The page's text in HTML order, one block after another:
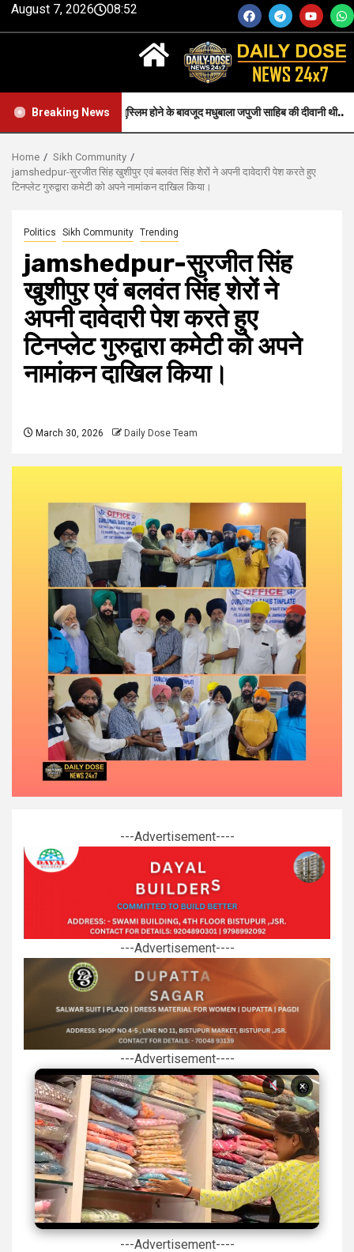
August 7, 2026 08:52
Breaking News
जन्म से मुस्लिम होने के बावजूद मधुबाला जपुजी साहिब की दीवानी थी..
Home
Sikh Community
jamshedpur-सुरजीत सिंह खुशीपुर एवं बलवंत सिंह शेरों ने अपनी दावेदारी पेश करते हुए
टिनप्लेट गुरुद्वारा कमेटी को अपने नामांकन दाखिल किया।
Politics Sikh Community Trending
jamshedpur-सुरजीत सिंह
खुशीपुर एवं बलवंत सिंह शेरों ने
अपनी दावेदारी पेश करते हुए
टिनप्लेट गुरुद्वारा कमेटी को अपने
नामांकन दाखिल किया।
March 30, 2026 Daily Dose Team
---Advertisement----
---Advertisement----
---Advertisement----
×
---Advertisement----